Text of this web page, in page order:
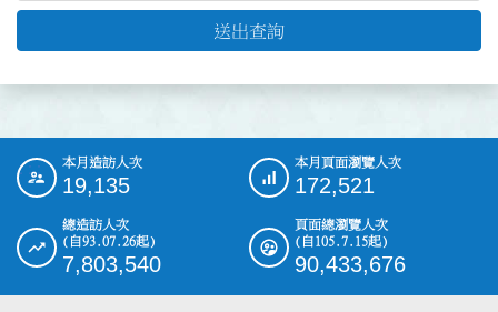
送出查詢
::: 本月造訪人次
19,135
本月頁面瀏覽人次
172,521
總造訪人次
(自93.07.26起)
7,803,540
頁面總瀏覽人次
(自105.7.15起)
90,433,676